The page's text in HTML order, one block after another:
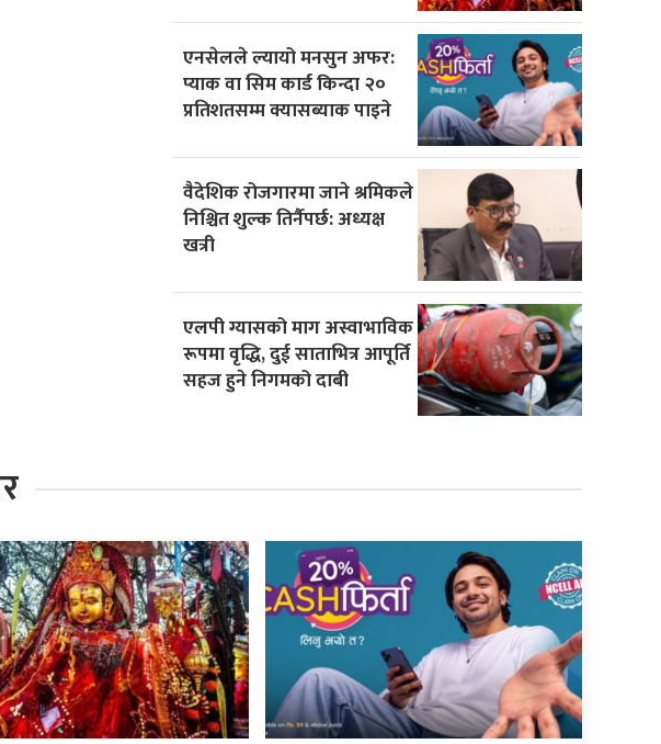
एनसेलले ल्यायो मनसुन अफर:
प्याक वा सिम कार्ड किन्दा २०
प्रतिशतसम्म क्यासब्याक पाइने
वैदेशिक रोजगारमा जाने श्रमिकले
निश्चित शुल्क तिर्नैपर्छ: अध्यक्ष
खत्री
एलपी ग्यासको माग अस्वाभाविक
रूपमा वृद्धि, दुई साताभित्र आपूर्ति
सहज हुने निगमको दाबी